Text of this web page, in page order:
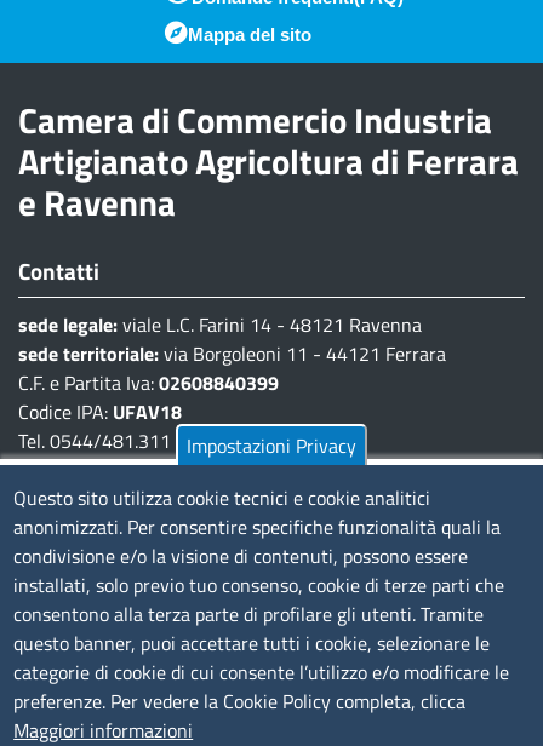
Piè di pagina
Mappa del sito
Camera di Commercio Industria
Artigianato Agricoltura di Ferrara
e Ravenna
Contatti
sede legale:viale L.C. Farini 14 - 48121 Ravenna
sede territoriale:via Borgoleoni 11 - 44121 Ferrara
C.F. e Partita Iva:02608840399
Codice IPA: UFAV18
Tel. 0544/481.311 - 0532/783.711
Pec:cciaa@pec.fera.camcom.it
Amministrazione Trasparente
Bandi di gara
Bilanci
Concorsi e selezioni
Procedimenti
Provvedimenti
Impostazioni Privacy
Questo sito utilizza cookie tecnici e cookie analitici
anonimizzati. Per consentire specifiche funzionalità quali la
condivisione e/o la visione di contenuti, possono essere
installati, solo previo tuo consenso, cookie di terze parti che
consentono alla terza parte di profilare gli utenti. Tramite
questo banner, puoi accettare tutti i cookie, selezionare le
categorie di cookie di cui consente l’utilizzo e/o modificare le
preferenze. Per vedere la Cookie Policy completa, clicca
Maggiori informazioni